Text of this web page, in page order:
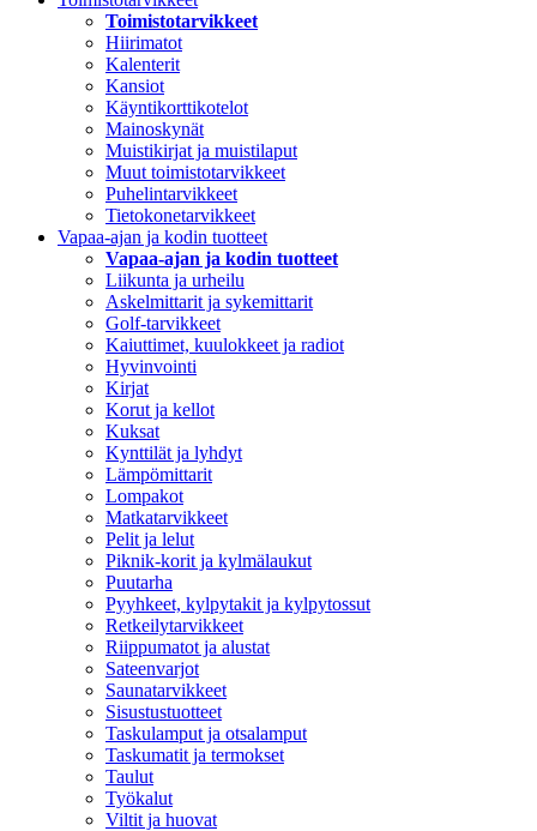
Toimistotarvikkeet
Hiirimatot
Kalenterit
Kansiot
Käyntikorttikotelot
Mainoskynät
Muistikirjat ja muistilaput
Muut toimistotarvikkeet
Puhelintarvikkeet
Tietokonetarvikkeet
Vapaa-ajan ja kodin tuotteet
Vapaa-ajan ja kodin tuotteet
Liikunta ja urheilu
Askelmittarit ja sykemittarit
Golf-tarvikkeet
Kaiuttimet, kuulokkeet ja radiot
Hyvinvointi
Kirjat
Korut ja kellot
Kuksat
Kynttilät ja lyhdyt
Lämpömittarit
Lompakot
Matkatarvikkeet
Pelit ja lelut
Piknik-korit ja kylmälaukut
Puutarha
Pyyhkeet, kylpytakit ja kylpytossut
Retkeilytarvikkeet
Riippumatot ja alustat
Sateenvarjot
Saunatarvikkeet
Sisustustuotteet
Taskulamput ja otsalamput
Taskumatit ja termokset
Taulut
Työkalut
Viltit ja huovat